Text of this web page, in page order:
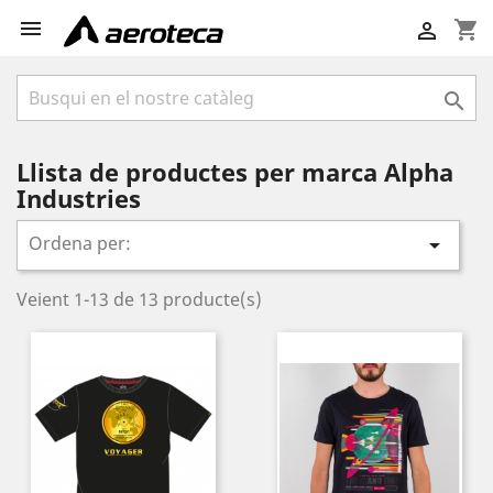
 shopping_cart


Llista de productes per marca Alpha
Industries
Ordena per: 
Veient 1-13 de 13 producte(s)